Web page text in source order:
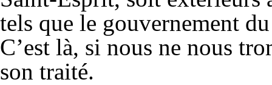
tels que le gouvernement
C’est là, si nous ne nous
son traité.